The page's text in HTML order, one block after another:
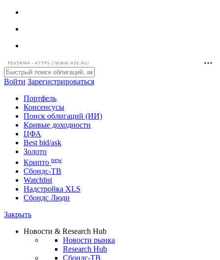
РЕКЛАМА • HTTPS://WWW.HSE.RU/
Войти Зарегистрироваться
Портфель
Консенсусы
Поиск облигаций (ИИ)
Кривые доходности
ЦФА
Best bid/ask
Золото
Крипто new
Watchlist
Сбондс Люди